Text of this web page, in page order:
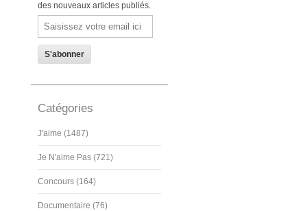
des nouveaux articles publiés.
Email
Catégories
J'aime (1487)
Je N'aime Pas (721)
Concours (164)
Documentaire (76)